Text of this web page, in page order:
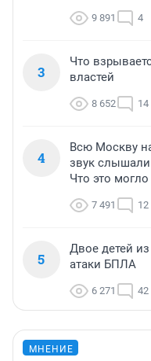
9 891 4
3
Что
властей
8 652 14
4
Всю Москву
звук слышали
Что это
7 491 12
5
Двое детей
атаки БПЛА
6 271 42
МНЕНИЕ